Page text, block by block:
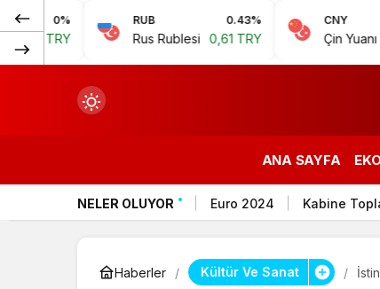
RUB
Rus Rublesi 0,61 TRY
CNY 0.07%
Çin Yuanı 6,59 TRY
ANA SAYFA
NELER OLUYOR Euro 2024 Kabine
Haberler Kültür Ve Sanat